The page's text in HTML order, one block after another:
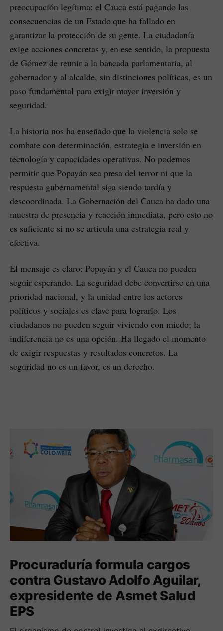
preocupación legítima: el Cauca está pagando las
consecuencias de un Estado que ha fallado en
garantizar la protección de su gente. La ciudadanía
exige acciones concretas y, en ese sentido, la propuesta
de Gómez de reunir a la bancada parlamentaria, al
gobernador y al alcalde, sin distinciones políticas, es un
paso fundamental para exigir mayor inversión y
seguridad.
La historia nos ha enseñado que la violencia solo se
combate con determinación, estrategia e inversión en
tecnología y capacidades operativas. No podemos
permitir que Popayán sea presa del terror ni que la
respuesta gubernamental siga siendo tardía y
descoordinada. La Gobernación del Cauca ha dado una
muestra de presencia y reacción inmediata, pero esto no
es suficiente si no se articula una estrategia real y
efectiva.
El mensaje es claro: Popayán y el Cauca no pueden
seguir esperando. La seguridad debe convertirse en una
prioridad nacional, y la unidad entre los actores
políticos y sociales es clave para lograrlo. Los
ciudadanos no pueden seguir viviendo con miedo; la
indiferencia no es una opción. Ha llegado el momento
de exigir respuestas y resultados concretos. La
seguridad no es un favor, es un derecho.
Procuraduría formula cargos
contra Gustavo Adolfo Aguilar,
expresidente de Asmet Salud
EPS